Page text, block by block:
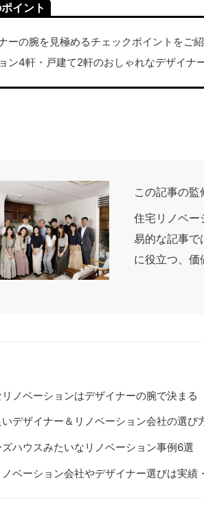
イント
ーの腕を見極めるチェックポイントをご紹
ン4軒・戸建て2軒のおしゃれなデザイナ
この記事の監
住宅リノベー
易的な記事で
に役立つ、価
ノベーションはデザイナーの腕で決まる
デザイナー＆リノベーション会社の選び
ハウスみたいなリノベーション事例6選
ベーション会社やデザイナー選びは実績